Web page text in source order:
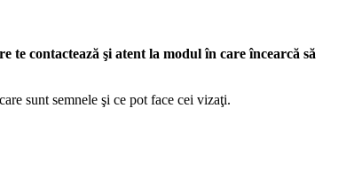
te contactează şi atent la modul în care încearcă să
sunt semnele şi ce pot face cei vizaţi.